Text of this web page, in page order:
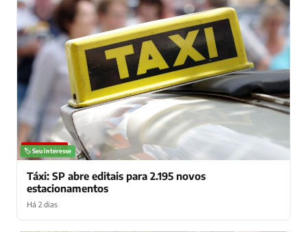
NOTÍCIAS
🏷️ Seu interesse
Táxi: SP abre editais para 2.195 novos
estacionamentos
Há 2 dias